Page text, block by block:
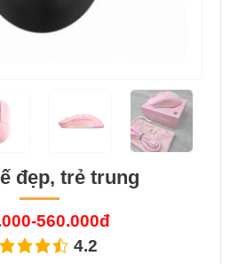
đẹp, trẻ trung
560.000đ
4.2